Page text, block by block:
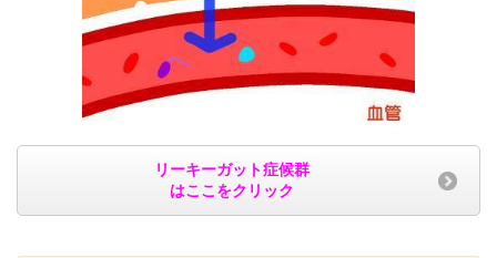
リーキーガット症候群
はここをクリック